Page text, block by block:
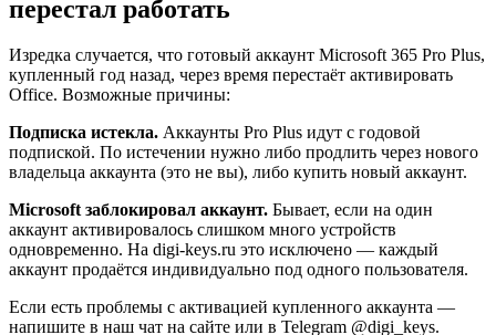
перестал работать
Изредка случается, что готовый аккаунт Microsoft 365 Pro Plus,
купленный год назад, через время перестаёт активировать
Office. Возможные причины:
Подписка истекла. Аккаунты Pro Plus идут с годовой
подпиской. По истечении нужно либо продлить через нового
владельца аккаунта (это не вы), либо купить новый аккаунт.
Microsoft заблокировал аккаунт. Бывает, если на один
аккаунт активировалось слишком много устройств
одновременно. На digi-keys.ru это исключено — каждый
аккаунт продаётся индивидуально под одного пользователя.
Если есть проблемы с активацией купленного аккаунта —
напишите в наш чат на сайте или в Telegram @digi_keys.